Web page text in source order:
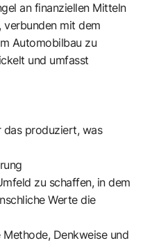
an finanziellen Mitteln
verbunden mit dem
Automobilbau zu
und umfasst
das produziert, was
zu schaffen, in dem
Werte die
Denkweise und